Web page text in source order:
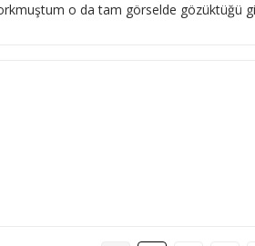
o da tam görselde gözüktüğü